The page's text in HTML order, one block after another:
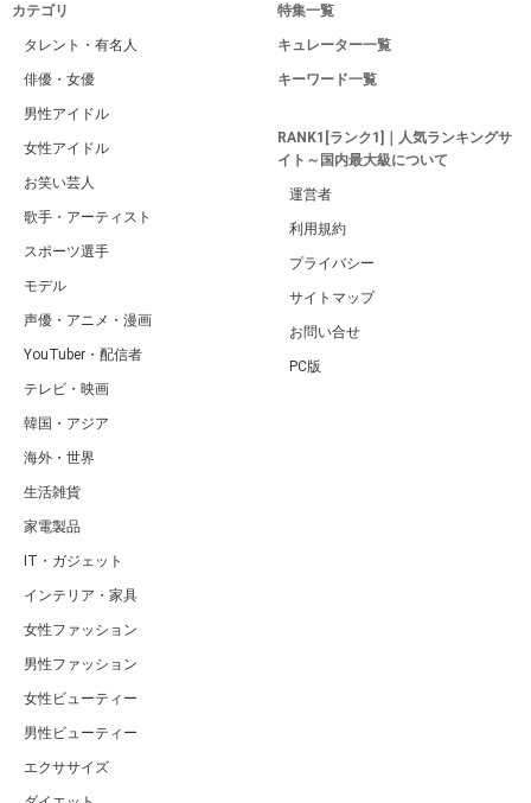
カテゴリ
タレント・有名人
俳優・女優
男性アイドル
女性アイドル
お笑い芸人
歌手・アーティスト
スポーツ選手
モデル
声優・アニメ・漫画
YouTuber・配信者
テレビ・映画
韓国・アジア
海外・世界
生活雑貨
家電製品
IT・ガジェット
インテリア・家具
女性ファッション
男性ファッション
女性ビューティー
男性ビューティー
エクササイズ
特集一覧
キュレーター一覧
キーワード一覧
RANK1[ランク1]｜人気ランキングサ
イト～国内最大級について
運営者
利用規約
プライバシー
サイトマップ
お問い合せ
PC版